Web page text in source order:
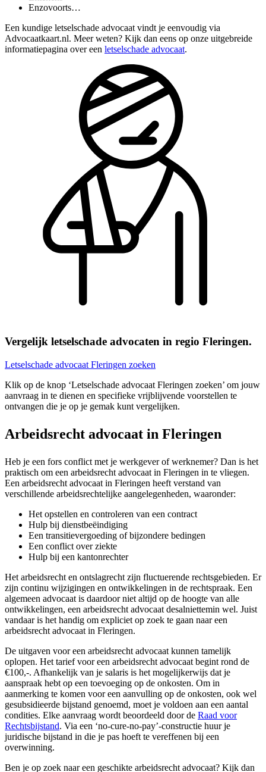
Enzovoorts…
Een kundige letselschade advocaat vindt je eenvoudig via
Advocaatkaart.nl. Meer weten? Kijk dan eens op onze uitgebreide
informatiepagina over een letselschade advocaat.
Vergelijk letselschade advocaten in regio Fleringen.
Letselschade advocaat Fleringen zoeken
Klik op de knop ‘Letselschade advocaat Fleringen zoeken’ om jouw
aanvraag in te dienen en specifieke vrijblijvende voorstellen te
ontvangen die je op je gemak kunt vergelijken.
Arbeidsrecht advocaat in Fleringen
Heb je een fors conflict met je werkgever of werknemer? Dan is het
praktisch om een arbeidsrecht advocaat in Fleringen in te vliegen.
Een arbeidsrecht advocaat in Fleringen heeft verstand van
verschillende arbeidsrechtelijke aangelegenheden, waaronder:
Het opstellen en controleren van een contract
Hulp bij dienstbeëindiging
Een transitievergoeding of bijzondere bedingen
Een conflict over ziekte
Hulp bij een kantonrechter
Het arbeidsrecht en ontslagrecht zijn fluctuerende rechtsgebieden. Er
zijn continu wijzigingen en ontwikkelingen in de rechtspraak. Een
algemeen advocaat is daardoor niet altijd op de hoogte van alle
ontwikkelingen, een arbeidsrecht advocaat desalniettemin wel. Juist
vandaar is het handig om expliciet op zoek te gaan naar een
arbeidsrecht advocaat in Fleringen.
De uitgaven voor een arbeidsrecht advocaat kunnen tamelijk
oplopen. Het tarief voor een arbeidsrecht advocaat begint rond de
€100,-. Afhankelijk van je salaris is het mogelijkerwijs dat je
aanspraak hebt op een toevoeging op de onkosten. Om in
aanmerking te komen voor een aanvulling op de onkosten, ook wel
gesubsidieerde bijstand genoemd, moet je voldoen aan een aantal
condities. Elke aanvraag wordt beoordeeld door de Raad voor
Rechtsbijstand. Via een ‘no-cure-no-pay’-constructie huur je
juridische bijstand in die je pas hoeft te vereffenen bij een
overwinning.
Ben je op zoek naar een geschikte arbeidsrecht advocaat? Kijk dan